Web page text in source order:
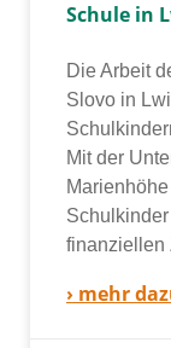
Schule in
Die Arbeit
Slovo in
Mit der
finan­zi­el­len
› mehr